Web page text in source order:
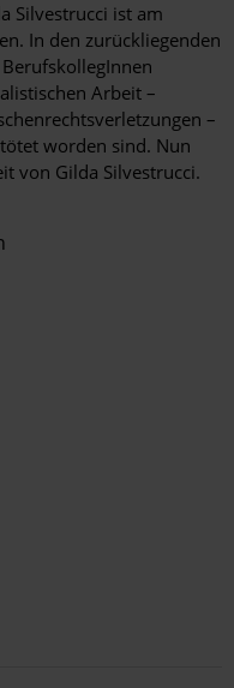
Silvestrucci ist am
In den zurückliegenden
Arbeit –
–
worden sind. Nun
von Gilda Silvestrucci.